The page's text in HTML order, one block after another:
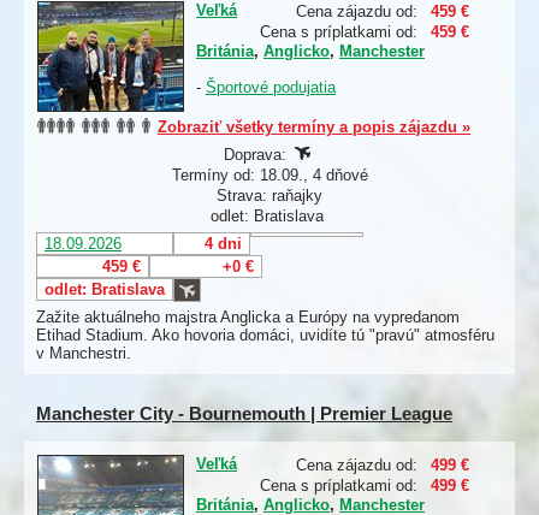
Cena zájazdu od:
459 €
Cena s príplatkami od:
459 €
Veľká
Británia, Anglicko, Manchester
- Športové podujatia
Zobraziť všetky termíny a popis zájazdu »
Doprava:
Termíny od: 18.09., 4 dňové
Strava: raňajky
odlet: Bratislava
18.09.2026
4 dni
459 €
+0 €
odlet: Bratislava
Zažite aktuálneho majstra Anglicka a Európy na vypredanom
Etihad Stadium. Ako hovoria domáci, uvidíte tú "pravú" atmosféru
v Manchestri.
Manchester City - Bournemouth | Premier League
Cena zájazdu od:
499 €
Cena s príplatkami od:
499 €
Veľká
Británia, Anglicko, Manchester